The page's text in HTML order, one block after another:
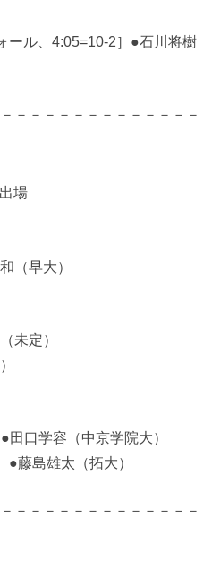
ール、4:05=10-2］●石川将樹
－－－－－－－－－－－－－
場
（早大）
未定）
口学容（中京学院大）
藤島雄太（拓大）
－－－－－－－－－－－－－